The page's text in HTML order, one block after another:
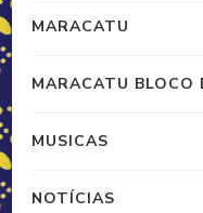
MARACATU
MARACATU BLOCO
MUSICAS
NOTÍCIAS